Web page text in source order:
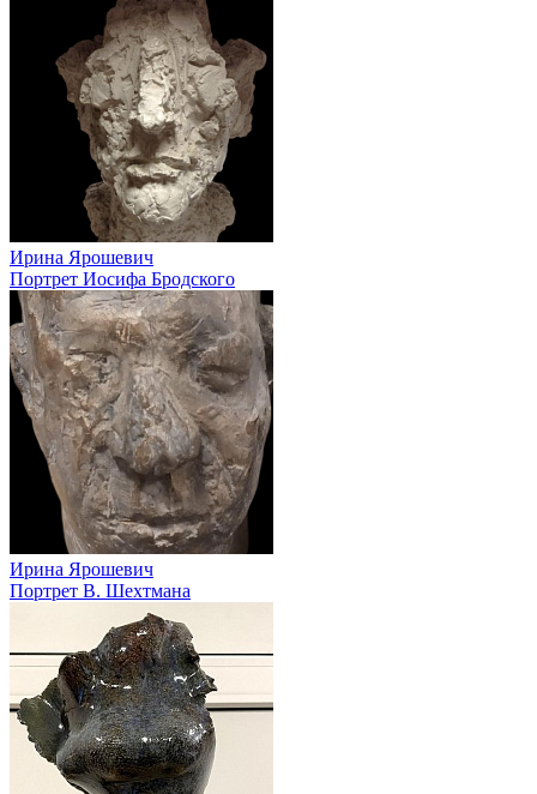
Ирина Ярошевич
Портрет Иосифа Бродского
Ирина Ярошевич
Портрет В. Шехтмана